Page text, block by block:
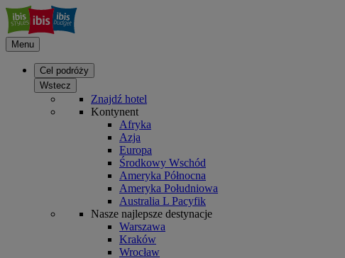
Menu
Cel podróży
Wstecz
Znajdź hotel
Kontynent
Afryka
Azja
Europa
Środkowy Wschód
Ameryka Północna
Ameryka Południowa
Australia L Pacyfik
Nasze najlepsze destynacje
Warszawa
Kraków
Wrocław